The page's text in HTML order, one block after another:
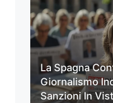
La Spagna
Giornalismo
Sanzioni In